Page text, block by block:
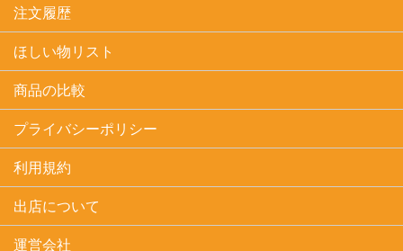
注文履歴
ほしい物リスト
商品の比較
プライバシーポリシー
利用規約
出店について
運営会社